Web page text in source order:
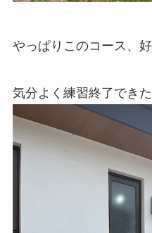
やっぱりこのコース、好
気分よく練習終了でき